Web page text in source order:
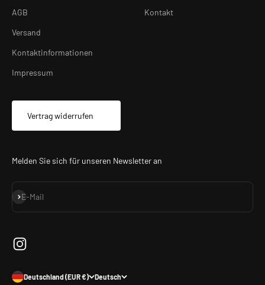
AGB
Versand
Kontaktinformationen
Impressum
Vertrag widerrufen
Kontakt
Melden Sie sich für unseren Newsletter an
E-Mail
Abonnieren
Deutschland (EUR €) Deutsch